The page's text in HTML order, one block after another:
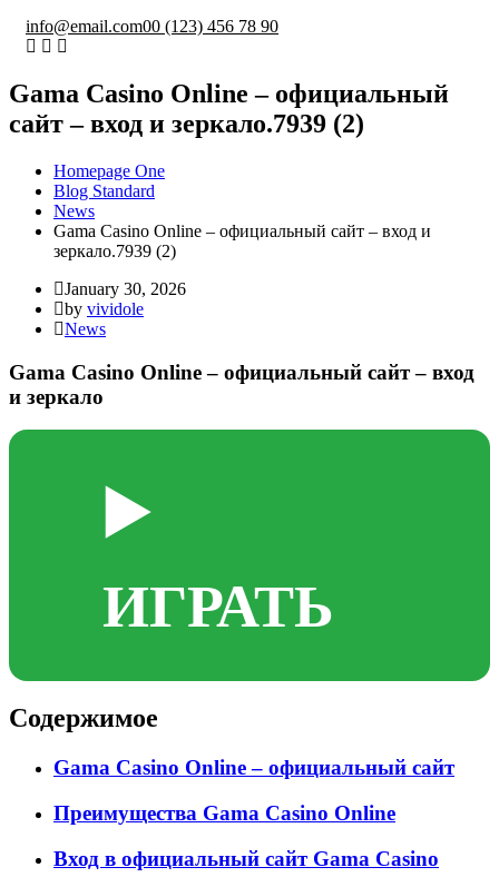
info@email.com00 (123) 456 78 90
Gama Casino Online – официальный
сайт – вход и зеркало.7939 (2)
Homepage One
Blog Standard
News
Gama Casino Online – официальный сайт – вход и
зеркало.7939 (2)
January 30, 2026
by vividole
News
Gama Casino Online – официальный сайт – вход
и зеркало
▶️
ИГРАТЬ
Содержимое
Gama Casino Online – официальный сайт
Преимущества Gama Casino Online
Вход в официальный сайт Gama Casino